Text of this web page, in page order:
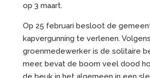
op 3 maart.
Op 25 februari besloot de
kapvergunning te verlenen.
groenmedewerker is de solitaire
meer, bevat de boom veel dood